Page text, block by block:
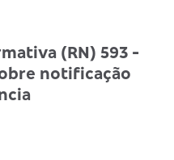
(RN) 593 -
notificação